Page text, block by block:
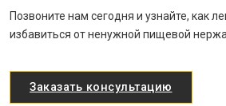
Позвоните нам сегодня и узнайте, как
избавиться от ненужной пищевой
Заказать консультацию